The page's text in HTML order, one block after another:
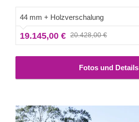
lieferbar.
44 mm + Holzverschalung
19.145,00 € 20.428,00 €
Fotos und Details